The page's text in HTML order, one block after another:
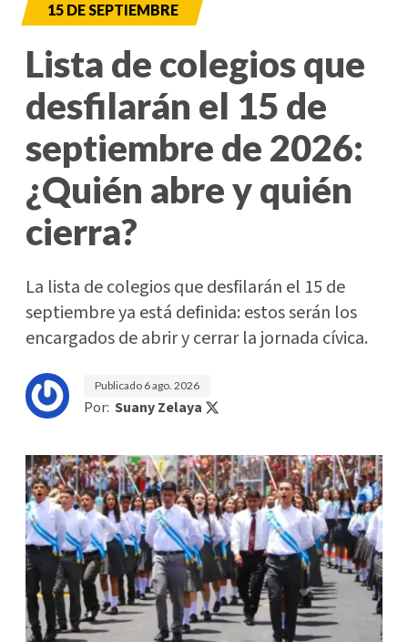
15 DE SEPTIEMBRE
Lista de colegios que
desfilarán el 15 de
septiembre de 2026:
¿Quién abre y quién
cierra?
La lista de colegios que desfilarán el 15 de
septiembre ya está definida: estos serán los
encargados de abrir y cerrar la jornada cívica.
Publicado 6 ago. 2026
Por: Suany Zelaya